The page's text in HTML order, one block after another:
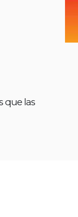
que las